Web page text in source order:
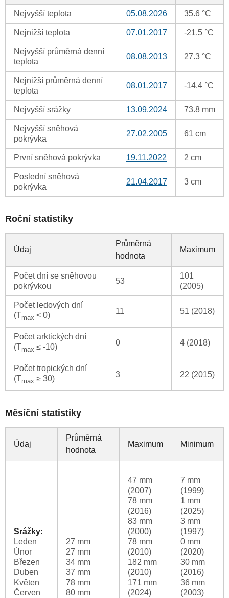
Nejvyšší teplota 05.08.2026 35.6 °C
Nejnižší teplota 07.01.2017 -21.5 °C
Nejvyšší průměrná denní
teplota
08.08.2013 27.3 °C
Nejnižší průměrná denní
teplota
08.01.2017 -14.4 °C
Nejvyšší srážky 13.09.2024 73.8 mm
Nejvyšší sněhová
pokrývka
27.02.2005 61 cm
První sněhová pokrývka 19.11.2022 2 cm
Poslední sněhová
pokrývka
21.04.2017 3 cm
Roční statistiky
Údaj
Průměrná
hodnota
Maximum
Počet dní se sněhovou
pokrývkou
53
101
(2005)
Počet ledových dní
(Tmax < 0) 11 51 (2018)
Počet arktických dní
(Tmax ≤ -10) 0 4 (2018)
Počet tropických dní
(Tmax ≥ 30) 3 22 (2015)
Měsíční statistiky
Údaj
Průměrná
hodnota
Maximum Minimum
Srážky:
Leden
Únor
Březen
Duben
Květen
Červen
27 mm
27 mm
34 mm
37 mm
78 mm
80 mm
47 mm
(2007)
78 mm
(2016)
83 mm
(2000)
78 mm
(2010)
182 mm
(2010)
171 mm
(2024)
7 mm
(1999)
1 mm
(2025)
3 mm
(1997)
0 mm
(2020)
30 mm
(2016)
36 mm
(2003)